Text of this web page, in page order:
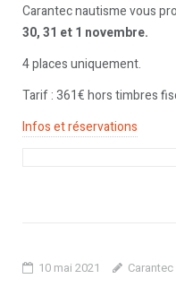
Carantec nautisme vous
30, 31 et 1 novembre.
4 places uniquement.
Tarif : 361€ hors timbres
Infos et réservations
10 mai 2021